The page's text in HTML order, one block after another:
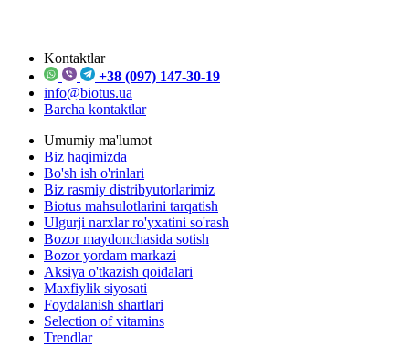
Kontaktlar
+38 (097) 147-30-19
info@biotus.ua
Barcha kontaktlar
Umumiy ma'lumot
Biz haqimizda
Bo'sh ish o'rinlari
Biz rasmiy distribyutorlarimiz
Biotus mahsulotlarini tarqatish
Ulgurji narxlar ro'yxatini so'rash
Bozor maydonchasida sotish
Bozor yordam markazi
Aksiya o'tkazish qoidalari
Maxfiylik siyosati
Foydalanish shartlari
Selection of vitamins
Trendlar